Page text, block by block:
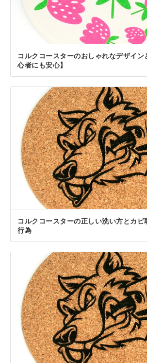
コルクコースターのおしゃれなデザイン
心者にも安心】
コルクコースターの正しい洗い方とカビ
行為